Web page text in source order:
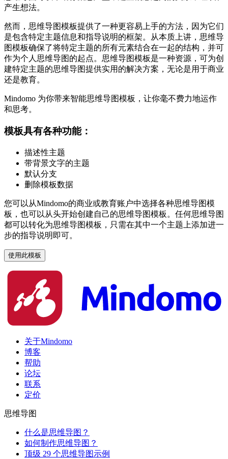
产生想法。
然而，思维导图模板提供了一种更容易上手的方法，因为它们
是包含特定主题信息和指导说明的框架。从本质上讲，思维导
图模板确保了将特定主题的所有元素结合在一起的结构，并可
作为个人思维导图的起点。思维导图模板是一种资源，可为创
建特定主题的思维导图提供实用的解决方案，无论是用于商业
还是教育。
Mindomo 为你带来智能思维导图模板，让你毫不费力地运作
和思考。
模板具有各种功能：
描述性主题
带背景文字的主题
默认分支
删除模板数据
您可以从Mindomo的商业或教育账户中选择各种思维导图模
板，也可以从头开始创建自己的思维导图模板。任何思维导图
都可以转化为思维导图模板，只需在其中一个主题上添加进一
步的指导说明即可。
使用此模板
关于Mindomo
博客
帮助
论坛
联系
定价
思维导图
什么是思维导图？
如何制作思维导图？
顶级 29 个思维导图示例